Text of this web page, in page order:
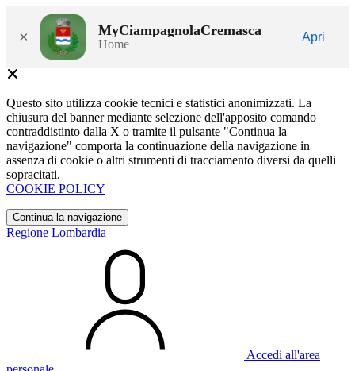
× MyCiampagnolaCremasca
Home
Apri
Questo sito utilizza cookie tecnici e statistici anonimizzati. La
chiusura del banner mediante selezione dell'apposito comando
contraddistinto dalla X o tramite il pulsante "Continua la
navigazione" comporta la continuazione della navigazione in
assenza di cookie o altri strumenti di tracciamento diversi da quelli
sopracitati.
COOKIE POLICY
Continua la navigazione
Regione Lombardia
Accedi all'area